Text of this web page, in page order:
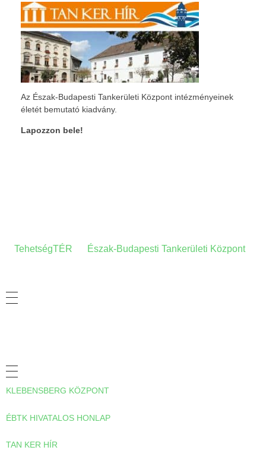
Az Észak-Budapesti Tankerületi Központ intézményeinek
életét bemutató kiadvány.
Lapozzon bele!
TehetségTÉR
Észak-Budapesti Tankerületi Központ
KLEBENSBERG KÖZPONT
ÉBTK HIVATALOS HONLAP
TAN KER HÍR